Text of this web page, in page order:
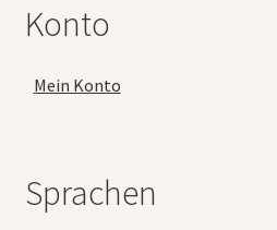
Konto
Mein Konto
Sprachen